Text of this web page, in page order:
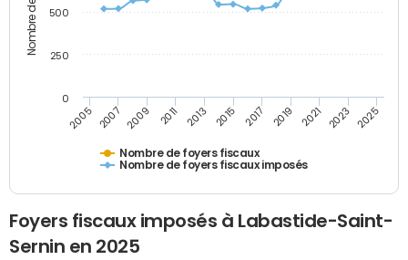
Nombre de foyers fiscaux
Nombre de foyers fiscaux imposés
2005 2007 2009 2011 2013 2015 2017 2019 2021 2023 2025
0
250
500
Foyers fiscaux imposés à Labastide-Saint-
Sernin en 2025